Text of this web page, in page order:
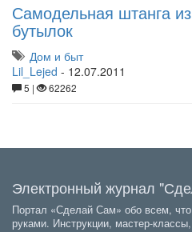
Самодельная штанга
бутылок
Дом и быт
Lil_Lejed - 12.07.2011
5 | 62262
Электронный журнал
Портал «Сделай Сам» обо всем,
руками. Инструкции, мастер-